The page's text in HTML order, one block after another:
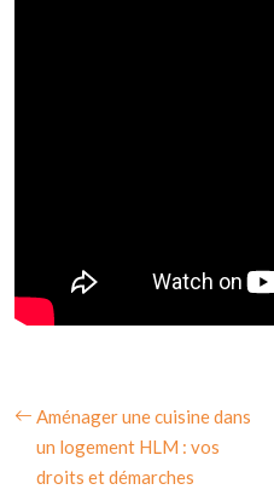
Aménager une cuisine dans
un logement HLM : vos
droits et démarches